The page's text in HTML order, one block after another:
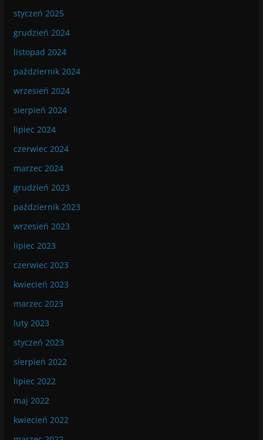
styczeń 2025
grudzień 2024
listopad 2024
październik 2024
wrzesień 2024
sierpień 2024
lipiec 2024
czerwiec 2024
marzec 2024
grudzień 2023
październik 2023
wrzesień 2023
lipiec 2023
czerwiec 2023
kwiecień 2023
marzec 2023
luty 2023
styczeń 2023
sierpień 2022
lipiec 2022
maj 2022
kwiecień 2022